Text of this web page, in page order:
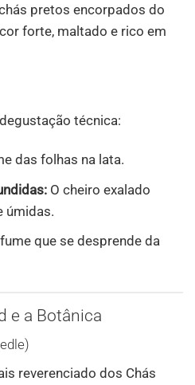
pretos encorpados do
forte, maltado e rico em
técnica:
das folhas na lata.
O cheiro exalado
úmidas.
que se desprende da
e a Botânica
reverenciado dos Chás